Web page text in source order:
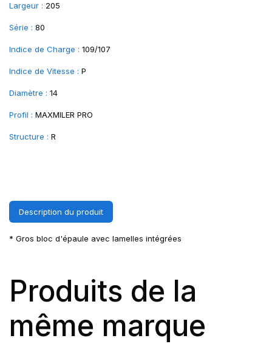
Largeur : 205
Série : 80
Indice de Charge : 109/107
Indice de Vitesse : P
Diamètre : 14
Profil : MAXMILER PRO
Structure : R
Description du produit
* Gros bloc d'épaule avec lamelles intégrées
Produits de la
même marque